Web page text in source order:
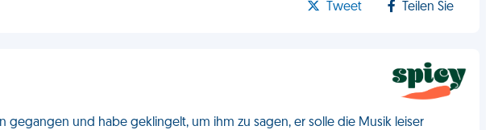
Tweet Teilen Sie
gegangen und habe geklingelt, um ihm zu sagen, er solle die Musik leiser